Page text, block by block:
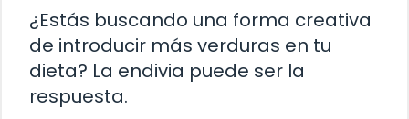
¿Estás buscando una forma creativa
de introducir más verduras en tu
dieta? La endivia puede ser la
respuesta.